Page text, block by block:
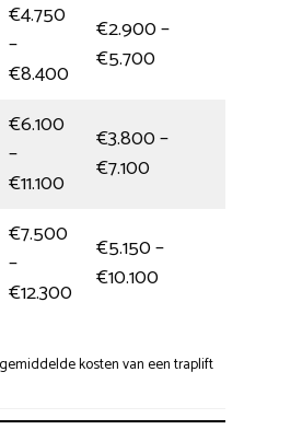
€4.750
–
€8.400
€2.900 –
€5.700
€6.100
–
€11.100
€3.800 –
€7.100
€7.500
–
€12.300
€5.150 –
€10.100
kosten van een traplift